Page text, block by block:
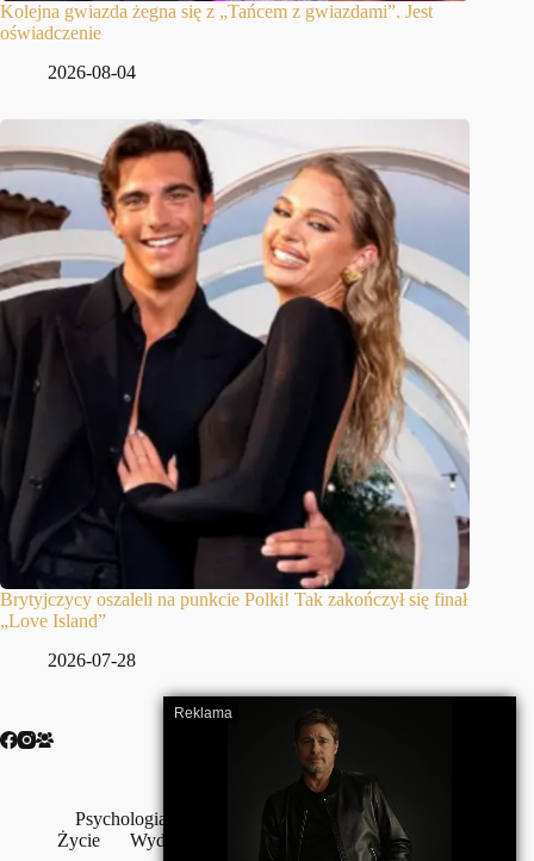
Kolejna gwiazda żegna się z „Tańcem z gwiazdami”. Jest
oświadczenie
2026-08-04
Brytyjczycy oszaleli na punkcie Polki! Tak zakończył się finał
„Love Island”
2026-07-28
Psychologia Wojna
Wolność
Życie
Wydarzenia Wywiady
Z życia wzięte